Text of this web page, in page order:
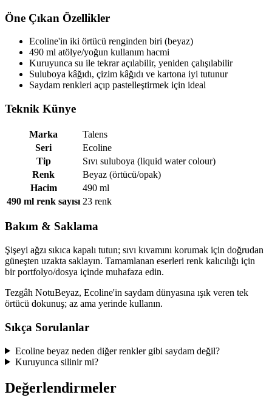
Öne Çıkan Özellikler
Ecoline'in iki örtücü renginden biri (beyaz)
490 ml atölye/yoğun kullanım hacmi
Kuruyunca su ile tekrar açılabilir, yeniden çalışılabilir
Suluboya kâğıdı, çizim kâğıdı ve kartona iyi tutunur
Saydam renkleri açıp pastelleştirmek için ideal
Teknik Künye
Marka
Talens
Seri
Ecoline
Tip
Sıvı suluboya (liquid water colour)
Renk
Beyaz (örtücü/opak)
Hacim
490 ml
490 ml renk sayısı 23 renk
Bakım & Saklama
Şişeyi ağzı sıkıca kapalı tutun; sıvı kıvamını korumak için doğrudan
güneşten uzakta saklayın. Tamamlanan eserleri renk kalıcılığı için
bir portfolyo/dosya içinde muhafaza edin.
Tezgâh NotuBeyaz, Ecoline'in saydam dünyasına ışık veren tek
örtücü dokunuş; az ama yerinde kullanın.
Sıkça Sorulanlar
Ecoline beyaz neden diğer renkler gibi saydam değil?
Kuruyunca silinir mi?
Değerlendirmeler